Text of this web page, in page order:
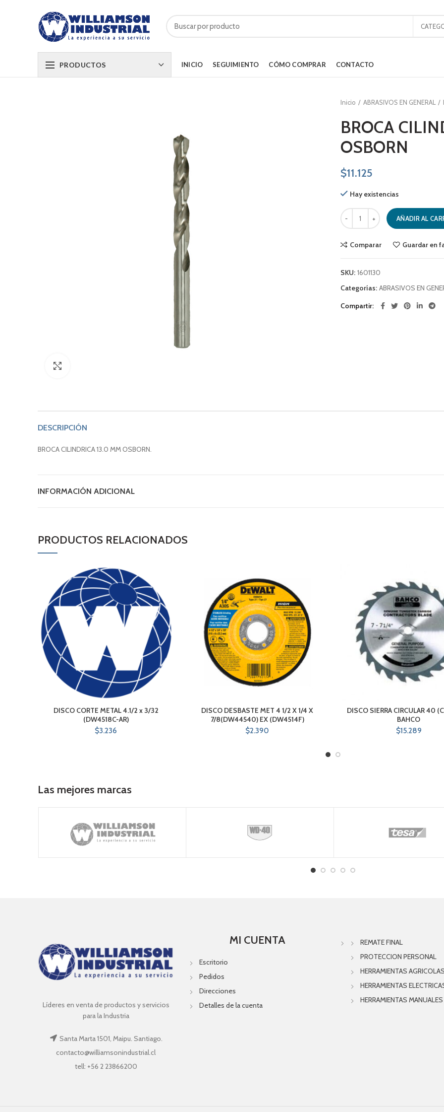
PRODUCTOS INICIO SEGUIMIENTO CÓMO COMPRAR CONTACTO
Inicio ABRASIVOS EN GENERAL
BROCA
OSBORN
$11.125
Hay existencias
BROCA CILINDRICA 13.0 MM
AÑADIR AL
Comparar Guardar en
SKU: 1601130
Categorías: ABRASIVOS EN
Compartir
DESCRIPCIÓN
BROCA CILINDRICA 13.0 MM OSBORN.
INFORMACIÓN ADICIONAL
PRODUCTOS RELACIONADOS
DISCO CORTE METAL 4.1/2 x 3/32
(DW4518C-AR)
$3.236
DISCO DESBASTE MET 4 1/2 X 1/4 X
7/8(DW44540) EX (DW4514F)
$2.390
DISCO SIERRA CIRCULAR 40
BAHCO
$15.289
Las mejores marcas
Líderes en venta de productos y servicios
para la Industria
Santa Marta 1501, Maipu. Santiago.
contacto@williamsonindustrial.cl
tell: +56 2 23866200
MI CUENTA
Escritorio
Pedidos
Direcciones
Detalles de la cuenta
REMATE FINAL
PROTECCION PERSONAL
HERRAMIENTAS
HERRAMIENTAS
HERRAMIENTAS MANUALES